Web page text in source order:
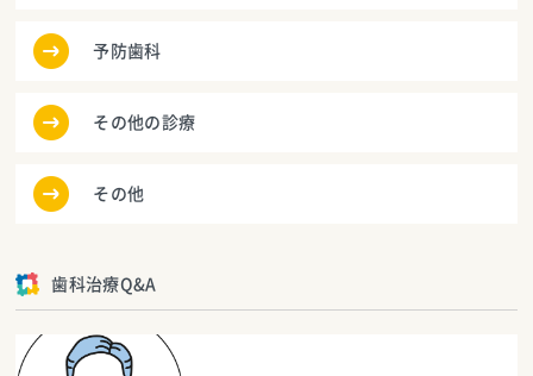
予防歯科
その他の診療
その他
歯科治療Q&A